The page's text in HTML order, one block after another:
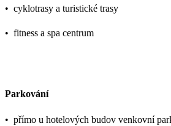
• cyklotrasy a turistické trasy
• fitness a spa centrum
Parkování
• přímo u hotelových budov venkovní